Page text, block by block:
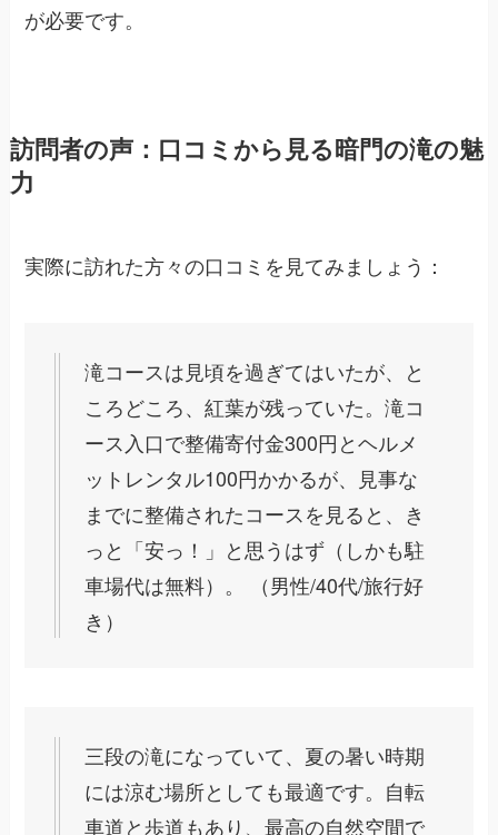
が必要です。
訪問者の声：口コミから見る暗門の滝の魅
力
実際に訪れた方々の口コミを見てみましょう：
滝コースは見頃を過ぎてはいたが、と
ころどころ、紅葉が残っていた。滝コ
ース入口で整備寄付金300円とヘルメ
ットレンタル100円かかるが、見事な
までに整備されたコースを見ると、き
っと「安っ！」と思うはず（しかも駐
車場代は無料）。 （男性/40代/旅行好
き）
三段の滝になっていて、夏の暑い時期
には涼む場所としても最適です。自転
車道と歩道もあり、最高の自然空間で